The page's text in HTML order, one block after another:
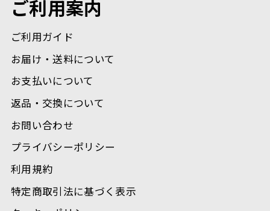
ご利用案内
ご利用ガイド
お届け・送料について
お支払いについて
返品・交換について
お問い合わせ
プライバシーポリシー
利用規約
特定商取引法に基づく表示